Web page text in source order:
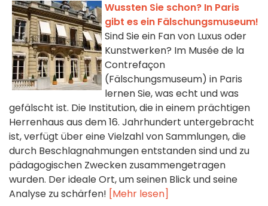
Wussten Sie schon? In Paris
gibt es ein Fälschungsmuseum!
Sind Sie ein Fan von Luxus oder
Kunstwerken? Im Musée de la
Contrefaçon
(Fälschungsmuseum) in Paris
lernen Sie, was echt und was
gefälscht ist. Die Institution, die in einem prächtigen
Herrenhaus aus dem 16. Jahrhundert untergebracht
ist, verfügt über eine Vielzahl von Sammlungen, die
durch Beschlagnahmungen entstanden sind und zu
pädagogischen Zwecken zusammengetragen
wurden. Der ideale Ort, um seinen Blick und seine
Analyse zu schärfen! [Mehr lesen]